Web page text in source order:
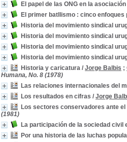
El papel de las ONG en la
El primer batllismo : cinco enfoques
Historia del movimiento sindical
Historia del movimiento sindical
Historia del movimiento sindical
Historia del movimiento sindical
Historia y caricatura / Jorge Balbis ;
Humana, No. 8 (1978)
Las relaciones internacionales del
Los resultados en cifras / Jorge
Los sectores conservadores ante
(1981)
La participación de la sociedad
Por una historia de las luchas